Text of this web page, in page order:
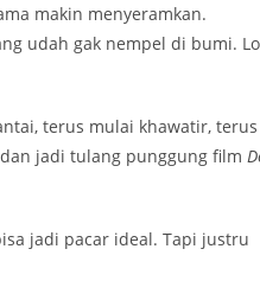
makin menyeramkan.
udah gak nempel di bumi. Lo
terus mulai khawatir, terus
jadi tulang punggung film
jadi pacar ideal. Tapi justru